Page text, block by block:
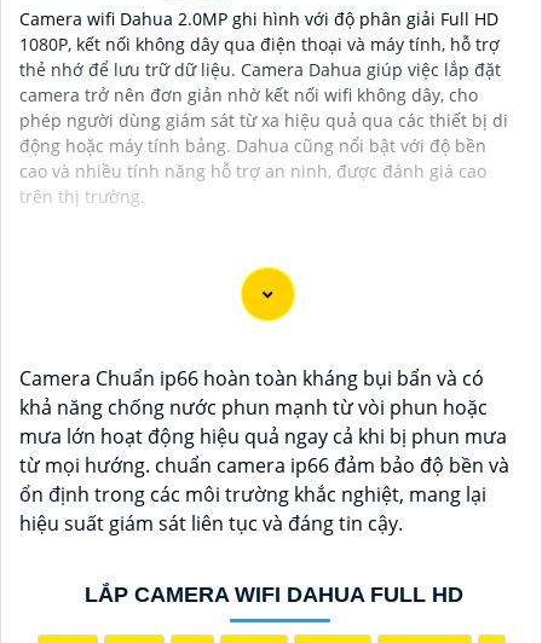
Camera wifi Dahua 2.0MP ghi hình với độ phân giải Full HD
1080P, kết nối không dây qua điện thoại và máy tính, hỗ trợ
thẻ nhớ để lưu trữ dữ liệu. Camera Dahua giúp việc lắp đặt
camera trở nên đơn giản nhờ kết nối wifi không dây, cho
phép người dùng giám sát từ xa hiệu quả qua các thiết bị di
động hoặc máy tính bảng. Dahua cũng nổi bật với độ bền
cao và nhiều tính năng hỗ trợ an ninh, được đánh giá cao
trên thị trường.
Dạ chắc chắn, đây là tư vấn của tôi về Camera Dahua
1:Camera Dahua là một thương hiệu nổi tiếng về sản
phẩm an ninh và giám sát.⚒2:Để Hoàn toàn tin cậy
mua Camera Dahua chính hãng, bạn nên mua từ các
cửa hàng uy tín hoặc các đại lý chính thức của
Dahua.☄️3:Mức giá của Camera Dahua có thể thay
đổi tùy vào model và chức năng của camera. Bạn nên
Camera Dahua được đánh giá cao với độ phân giải
cao, tính năng thông minh và độ tin cậy.💖
Camera Chuẩn ip66 hoàn toàn kháng bụi bẩn và có
khả năng chống nước phun mạnh từ vòi phun hoặc
mưa lớn hoạt động hiệu quả ngay cả khi bị phun mưa
từ mọi hướng. chuẩn camera ip66 đảm bảo độ bền và
ổn định trong các môi trường khắc nghiệt, mang lại
hiệu suất giám sát liên tục và đáng tin cậy.
LẮP CAMERA WIFI DAHUA FULL HD